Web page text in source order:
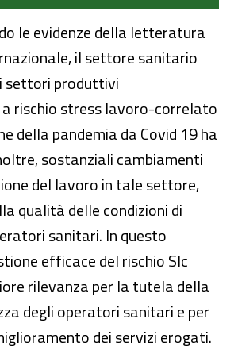
le evidenze della letteratura
il settore sanitario
settori produttivi
rischio stress lavoro-correlato
della pandemia da Covid 19 ha
sostanziali cambiamenti
del lavoro in tale settore,
qualità delle condizioni di
sanitari. In questo
efficace del rischio Slc
rilevanza per la tutela della
degli operatori sanitari e per
dei servizi erogati.